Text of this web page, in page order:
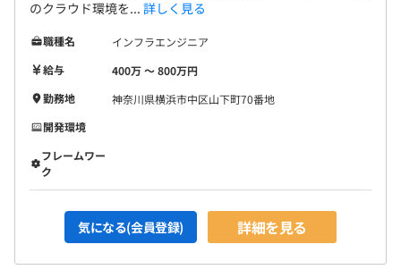
のクラウド環境を... 詳しく見る
職種名
インフラエンジニア
給与
400万 〜 800万円
勤務地
神奈川県横浜市中区山下町70番地
開発環境
フレームワー
ク
気になる(会員登録) 詳細を見る